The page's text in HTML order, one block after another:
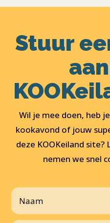
Stuur
Wil je mee doen, heb
kookavond of jouw
deze KOOKeiland
nemen we snel